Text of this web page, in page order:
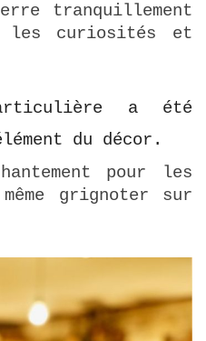
tranquillement
les curiosités et
a été
du décor.
pour les
même grignoter sur